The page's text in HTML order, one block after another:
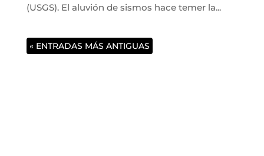
(USGS). El aluvión de sismos hace temer la...
« ENTRADAS MÁS ANTIGUAS